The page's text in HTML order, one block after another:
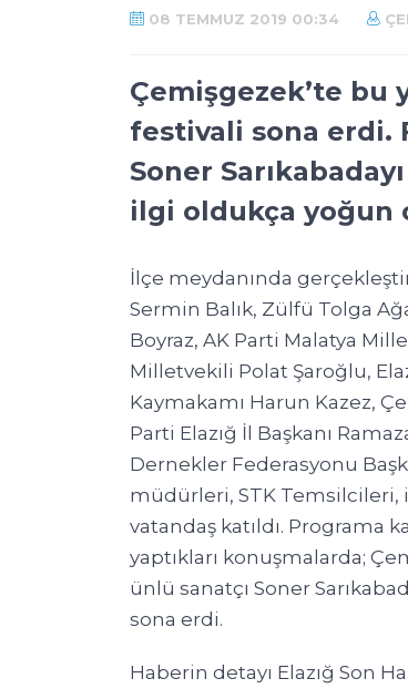
08 TEMMUZ 2019 00:34
Çemişgezek’te bu
festivali sona erdi.
Soner
ilgi oldukça yoğun
İlçe meydanında
Sermin Balık, Zülfü Tolga
Boyraz, AK Parti Malatya
Milletvekili Polat Şaroğlu,
Kaymakamı Harun Kazez,
Parti Elazığ İl Başkanı
Dernekler Federasyonu
müdürleri, STK Temsilcileri,
vatandaş katıldı. Programa
yaptıkları konuşmalarda;
ünlü sanatçı Soner
sona erdi.
Haberin detayı Elazığ Son